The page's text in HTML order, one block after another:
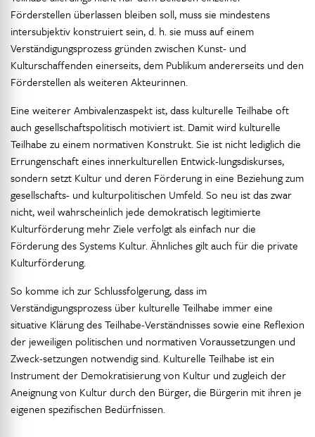
Förderstellen überlassen bleiben soll, muss sie mindestens
intersubjektiv konstruiert sein, d. h. sie muss auf einem
Verständigungsprozess gründen zwischen Kunst- und
Kulturschaffenden einerseits, dem Publikum andererseits und den
Förderstellen als weiteren Akteurinnen.
Eine weiterer Ambivalenzaspekt ist, dass kulturelle Teilhabe oft
auch gesellschaftspolitisch motiviert ist. Damit wird kulturelle
Teilhabe zu einem normativen Konstrukt. Sie ist nicht lediglich die
Errungenschaft eines innerkulturellen Entwick-lungsdiskurses,
sondern setzt Kultur und deren Förderung in eine Beziehung zum
gesellschafts- und kulturpolitischen Umfeld. So neu ist das zwar
nicht, weil wahrscheinlich jede demokratisch legitimierte
Kulturförderung mehr Ziele verfolgt als einfach nur die
Förderung des Systems Kultur. Ähnliches gilt auch für die private
Kulturförderung.
So komme ich zur Schlussfolgerung, dass im
Verständigungsprozess über kulturelle Teilhabe immer eine
situative Klärung des Teilhabe-Verständnisses sowie eine Reflexion
der jeweiligen politischen und normativen Voraussetzungen und
Zweck-setzungen notwendig sind. Kulturelle Teilhabe ist ein
Instrument der Demokratisierung von Kultur und zugleich der
Aneignung von Kultur durch den Bürger, die Bürgerin mit ihren je
eigenen spezifischen Bedürfnissen.